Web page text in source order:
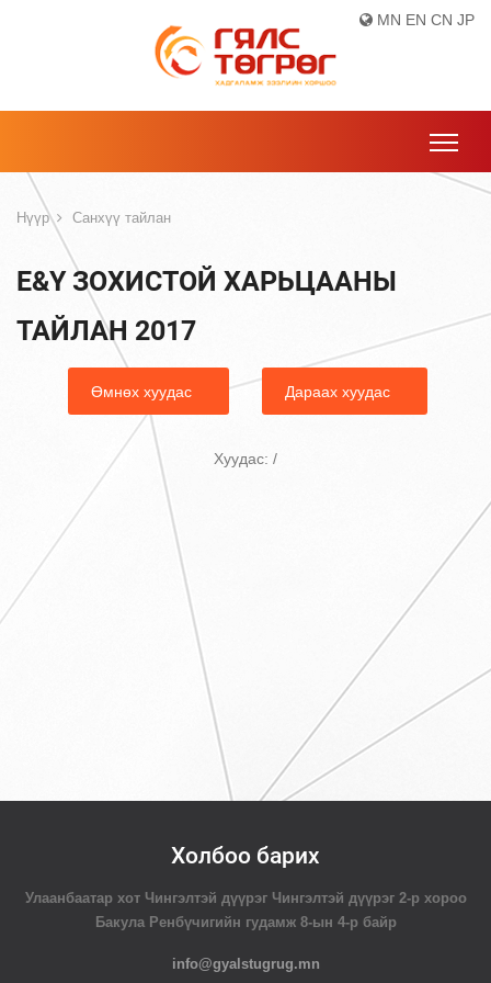
MN EN CN JP
Нүүр Санхүү тайлан
E&Y ЗОХИСТОЙ ХАРЬЦААНЫ
ТАЙЛАН 2017
Өмнөх хуудас Дараах хуудас
Хуудас: /
Холбоо барих
Улаанбаатар хот Чингэлтэй дүүрэг Чингэлтэй дүүрэг 2-р хороо
Бакула Ренбүчигийн гудамж 8-ын 4-р байр
info@gyalstugrug.mn